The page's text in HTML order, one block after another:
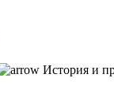
История и